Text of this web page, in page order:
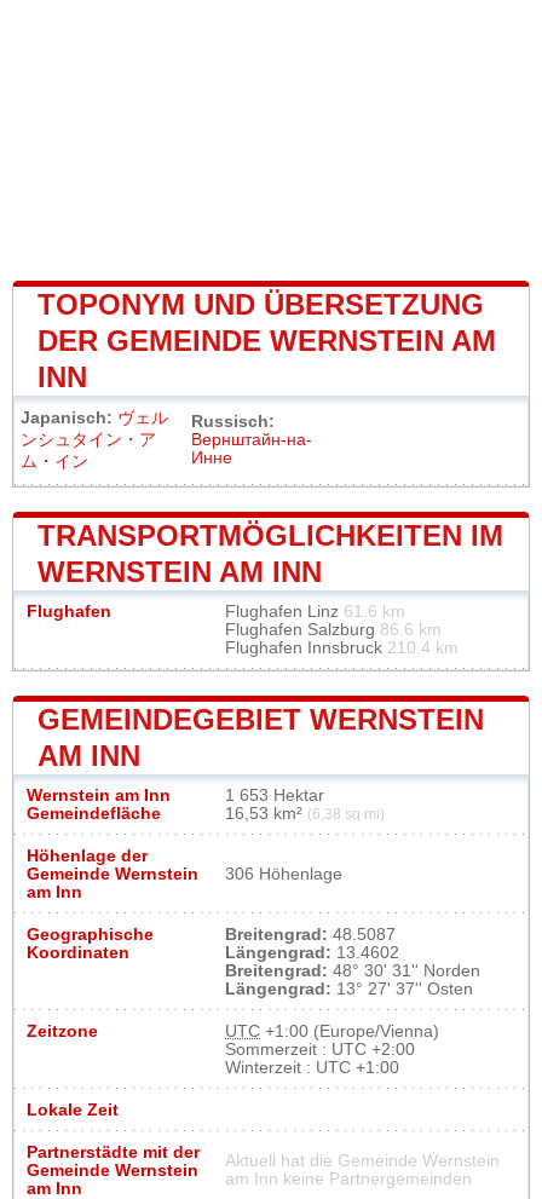
TOPONYM UND ÜBERSETZUNG
DER GEMEINDE WERNSTEIN AM
INN
Japanisch: ヴェル
ンシュタイン・ア
ム・イン
Russisch:
Вернштайн-на-
Инне
TRANSPORTMÖGLICHKEITEN IM
WERNSTEIN AM INN
Flughafen Flughafen Linz 61.6 km
Flughafen Salzburg 86.6 km
Flughafen Innsbruck 210.4 km
GEMEINDEGEBIET WERNSTEIN
AM INN
Wernstein am Inn
Gemeindefläche
1 653 Hektar
16,53 km² (6,38 sq mi)
Höhenlage der
Gemeinde Wernstein
am Inn
306 Höhenlage
Geographische
Koordinaten
Breitengrad: 48.5087
Längengrad: 13.4602
Breitengrad: 48° 30' 31'' Norden
Längengrad: 13° 27' 37'' Osten
Zeitzone UTC +1:00 (Europe/Vienna)
Sommerzeit : UTC +2:00
Winterzeit : UTC +1:00
Lokale Zeit
Partnerstädte mit der
Gemeinde Wernstein
am Inn
Aktuell hat die Gemeinde Wernstein
am Inn keine Partnergemeinden